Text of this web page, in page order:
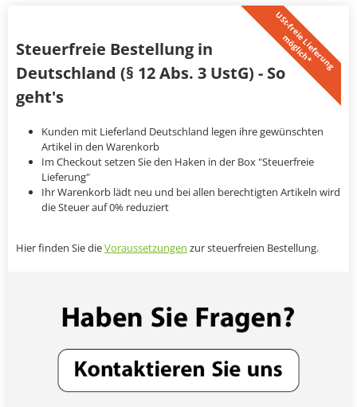
U
S
t
-
f
r
e
i
e
L
i
e
f
e
r
u
n
g
m
ö
g
l
i
c
h
*
Steuerfreie Bestellung in
Deutschland (§ 12 Abs. 3 UstG) - So
geht's
Kunden mit Lieferland Deutschland legen ihre gewünschten
Artikel in den Warenkorb
Im Checkout setzen Sie den Haken in der Box "Steuerfreie
Lieferung"
Ihr Warenkorb lädt neu und bei allen berechtigten Artikeln wird
die Steuer auf 0% reduziert
Hier finden Sie dieVoraussetzungen zur steuerfreien Bestellung.